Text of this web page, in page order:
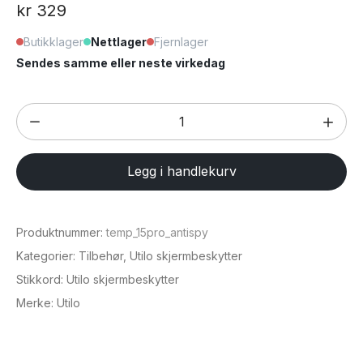
kr 329
Butikklager Nettlager Fjernlager
Sendes samme eller neste virkedag
Skjermbeskytter
for
iPhone
6,1"
iPhone
15
Pro)
Legg i handlekurv
Produktnummer:temp_15pro_antispy
Kategorier: Tilbehør, Utilo skjermbeskytter
Stikkord: Utilo skjermbeskytter
Merke: Utilo